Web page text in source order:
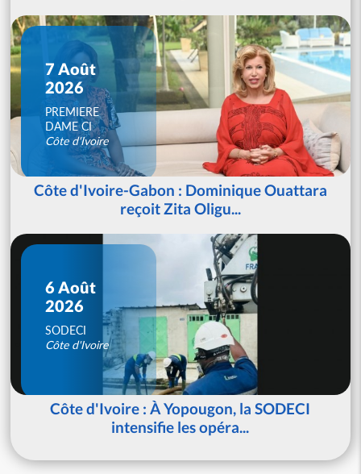
7 Août
2026
PREMIERE
DAME CI
Côte d'Ivoire
Côte d'Ivoire-Gabon : Dominique Ouattara
reçoit Zita Oligu...
6 Août
2026
SODECI
Côte d'Ivoire
Côte d'Ivoire : À Yopougon, la SODECI
intensifie les opéra...